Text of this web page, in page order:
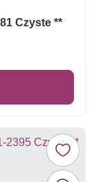
Czyste **